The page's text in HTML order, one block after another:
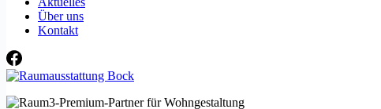
Über uns
Kontakt